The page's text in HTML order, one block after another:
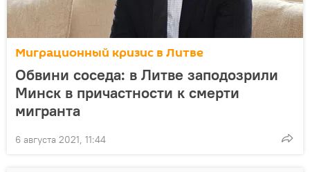
Миграционный кризис в Литве
Обвини соседа: в Литве заподозрили
Минск в причастности к смерти
мигранта
6 августа 2021, 11:44